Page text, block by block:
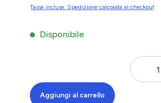
Tasse incluse. Spedizione calcolata al checkout
Disponibile
Aggiungi al carrello